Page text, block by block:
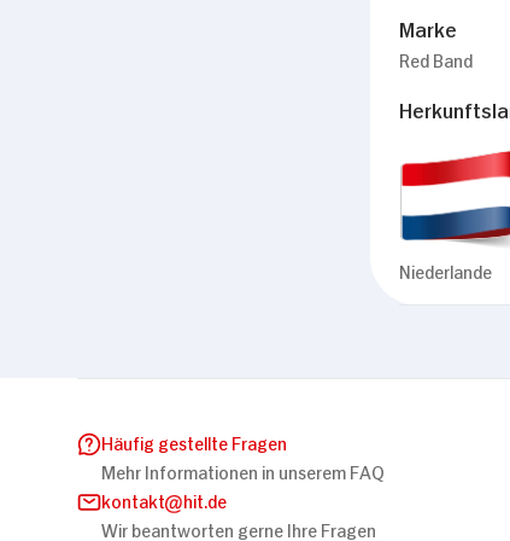
Notwendig
Marke
Red Band
Niederlande
Häufig gestellte Fragen
Mehr Informationen in unserem FAQ
kontakt
hit.de
Wir beantworten gerne Ihre Fragen